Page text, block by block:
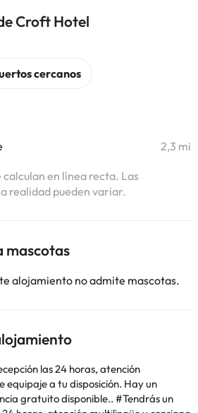
Croft Hotel
2,3 mi
calculan en línea recta. Las
realidad pueden variar.
mascotas
alojamiento no admite mascotas.
las 24 horas, atención
equipaje a tu disposición. Hay un
gratuito disponible.. #Tendrás un